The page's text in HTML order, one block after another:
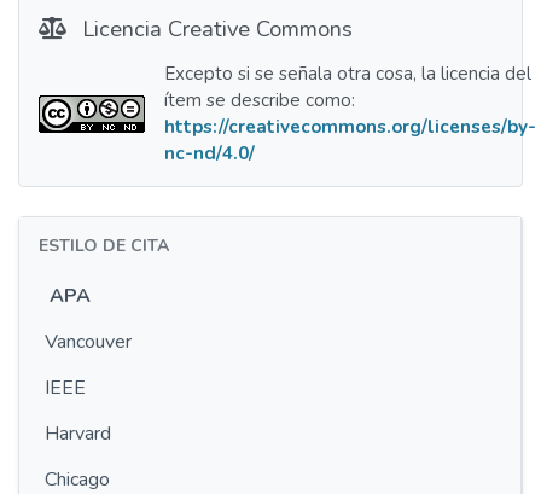
Licencia Creative Commons
Excepto si se señala otra cosa, la licencia del
ítem se describe como:
https://creativecommons.org/licenses/by-
nc-nd/4.0/
ESTILO DE CITA
APA
Vancouver
IEEE
Harvard
Chicago